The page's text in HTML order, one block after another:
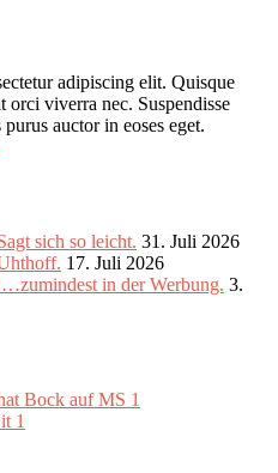
adipiscing elit. Quisque
orci viverra nec. Suspendisse
auctor in eoses eget.
sich so leicht. 31. Juli 2026
17. Juli 2026
in der Werbung. 3.
Bock auf MS 1
1